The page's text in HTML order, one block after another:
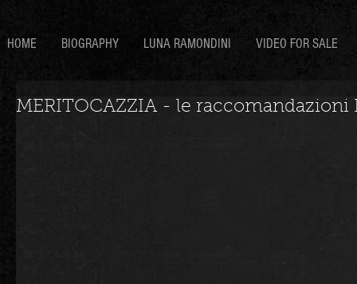
HOME BIOGRAPHY LUNA RAMONDINI VIDEO FOR SALE
MERITOCAZZIA - le raccomandazioni